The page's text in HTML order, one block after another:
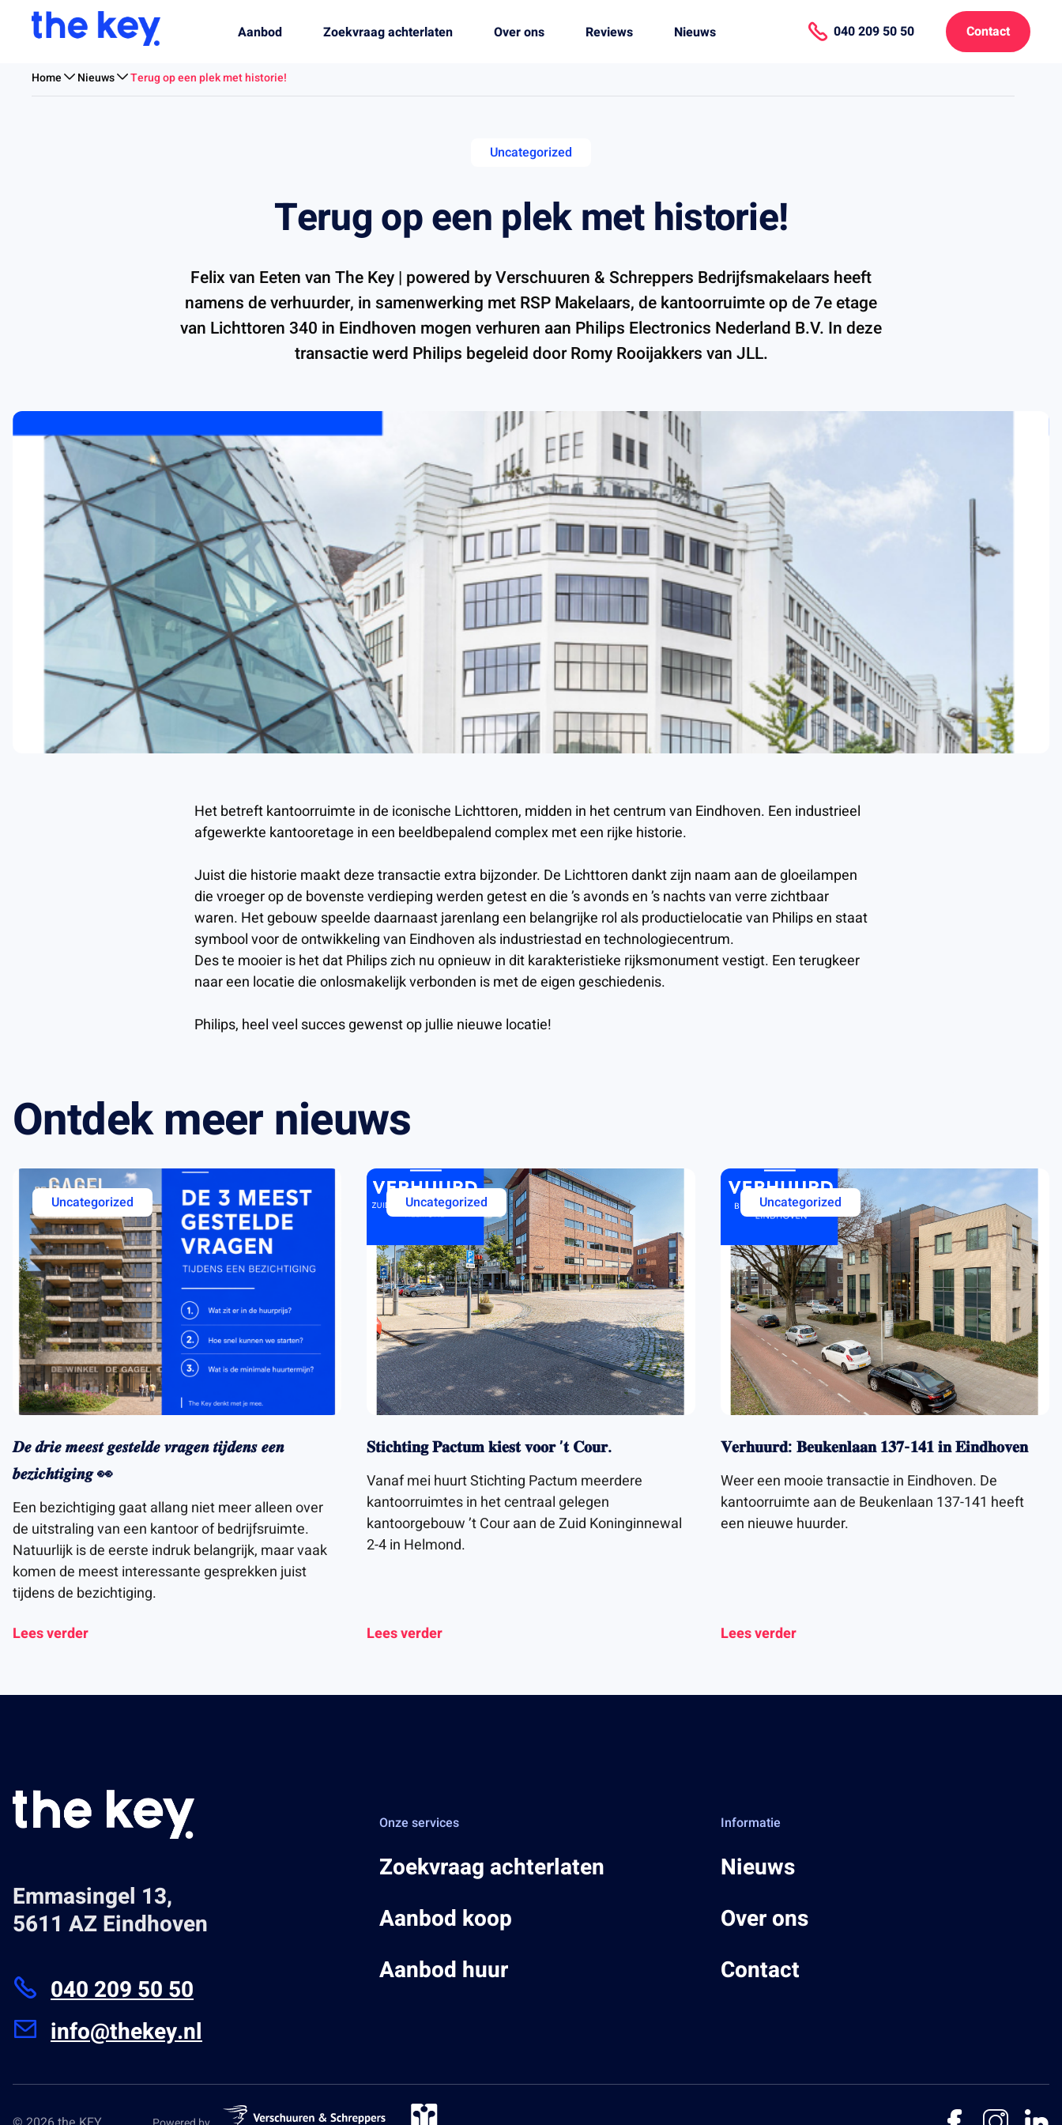
Aanbod Zoekvraag achterlaten Over ons Reviews Nieuws 040 209 50 50 Contact
Home Nieuws Terug op een plek met historie!
Uncategorized
Terug op een plek met historie!
Felix van Eeten van The Key | powered by Verschuuren & Schreppers Bedrijfsmakelaars heeft
namens de verhuurder, in samenwerking met RSP Makelaars, de kantoorruimte op de 7e etage
van Lichttoren 340 in Eindhoven mogen verhuren aan Philips Electronics Nederland B.V. In deze
transactie werd Philips begeleid door Romy Rooijakkers van JLL.
Het betreft kantoorruimte in de iconische Lichttoren, midden in het centrum van Eindhoven. Een industrieel
afgewerkte kantooretage in een beeldbepalend complex met een rijke historie.
Juist die historie maakt deze transactie extra bijzonder. De Lichttoren dankt zijn naam aan de gloeilampen
die vroeger op de bovenste verdieping werden getest en die ’s avonds en ’s nachts van verre zichtbaar
waren. Het gebouw speelde daarnaast jarenlang een belangrijke rol als productielocatie van Philips en staat
symbool voor de ontwikkeling van Eindhoven als industriestad en technologiecentrum.
Des te mooier is het dat Philips zich nu opnieuw in dit karakteristieke rijksmonument vestigt. Een terugkeer
naar een locatie die onlosmakelijk verbonden is met de eigen geschiedenis.
Philips, heel veel succes gewenst op jullie nieuwe locatie!
Ontdek meer nieuws
Uncategorized
𝑫𝒆 𝒅𝒓𝒊𝒆 𝒎𝒆𝒆𝒔𝒕 𝒈𝒆𝒔𝒕𝒆𝒍𝒅𝒆 𝒗𝒓𝒂𝒈𝒆𝒏 𝒕𝒊𝒋𝒅𝒆𝒏𝒔 𝒆𝒆𝒏
𝒃𝒆𝒛𝒊𝒄𝒉𝒕𝒊𝒈𝒊𝒏𝒈 👀
Een bezichtiging gaat allang niet meer alleen over
de uitstraling van een kantoor of bedrijfsruimte.
Natuurlijk is de eerste indruk belangrijk, maar vaak
komen de meest interessante gesprekken juist
tijdens de bezichtiging.
Lees verder
Uncategorized
𝐒𝐭𝐢𝐜𝐡𝐭𝐢𝐧𝐠 𝐏𝐚𝐜𝐭𝐮𝐦 𝐤𝐢𝐞𝐬𝐭 𝐯𝐨𝐨𝐫 ’𝐭 𝐂𝐨𝐮𝐫.
Vanaf mei huurt Stichting Pactum meerdere
kantoorruimtes in het centraal gelegen
kantoorgebouw ’t Cour aan de Zuid Koninginnewal
2-4 in Helmond.
Lees verder
Uncategorized
𝐕𝐞𝐫𝐡𝐮𝐮𝐫𝐝: 𝐁𝐞𝐮𝐤𝐞𝐧𝐥𝐚𝐚𝐧 𝟏𝟑𝟕-𝟏𝟒𝟏 𝐢𝐧 𝐄𝐢𝐧𝐝𝐡𝐨𝐯𝐞𝐧
Weer een mooie transactie in Eindhoven. De
kantoorruimte aan de Beukenlaan 137-141 heeft
een nieuwe huurder.
Lees verder
Emmasingel 13,
5611 AZ Eindhoven
040 209 50 50
info@thekey.nl
Onze services
Zoekvraag achterlaten
Aanbod koop
Aanbod huur
Informatie
Nieuws
Over ons
Contact